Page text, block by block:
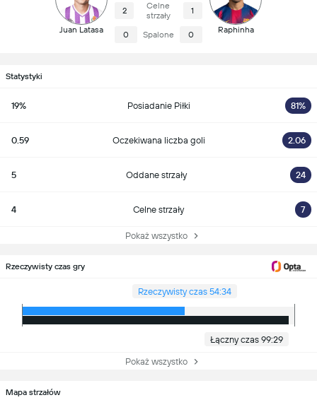
Juan Latasa
2
Celne
strzały
1
0 Spalone 0 Raphinha
Statystyki
19% Posiadanie Piłki 81%
0.59 Oczekiwana liczba goli 2.06
5 Oddane strzały 24
4 Celne strzały 7
Pokaż wszystko
Rzeczywisty czas gry
Rzeczywisty czas 54:34
Łączny czas 99:29
Pokaż wszystko
Mapa strzałów